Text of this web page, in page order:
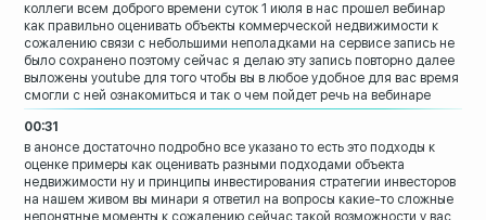
коллеги всем доброго времени суток 1 июля в нас прошел вебинар
как правильно оценивать объекты коммерческой недвижимости к
сожалению связи с небольшими неполадками на сервисе запись не
было сохранено поэтому сейчас я делаю эту запись повторно далее
выложены youtube для того чтобы вы в любое удобное для вас время
смогли с ней ознакомиться и так о чем пойдет речь на вебинаре
00:31
в анонсе достаточно подробно все указано то есть это подходы к
оценке примеры как оценивать разными подходами объекта
недвижимости ну и принципы инвестирования стратегии инвесторов
на нашем живом вы минари я ответил на вопросы какие-то сложные